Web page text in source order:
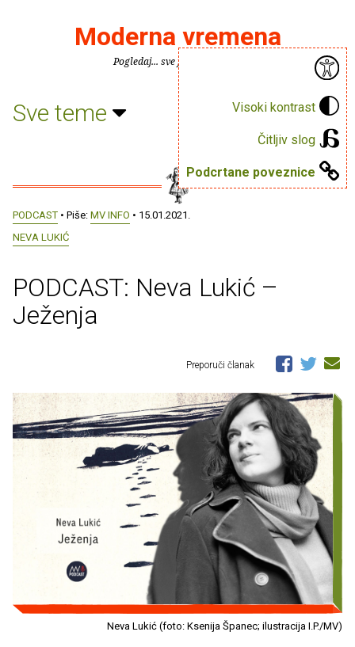
Visoki kontrast
Čitljiv slog
Podcrtane poveznice
Moderna vremena
Pogledaj... sve je puno knjiga.
Sve teme
PODCAST • Piše: MV INFO • 15.01.2021.
NEVA LUKIĆ
PODCAST: Neva Lukić –
Ježenja
Preporuči članak
Neva Lukić (foto: Ksenija Španec; ilustracija I.P./MV)